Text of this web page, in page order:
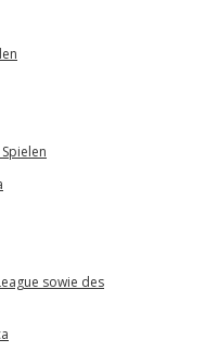
sowie des